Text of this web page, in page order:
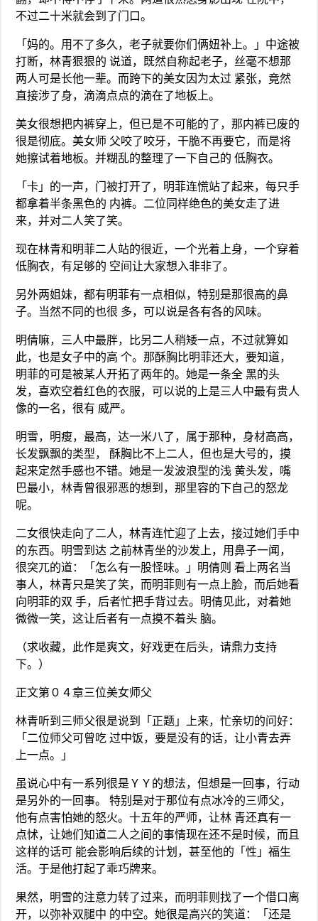
不过二十米就会到了门口。
「妈的。用不了多久，老子就要你们俩妞补上。」中途被
打断，林青狠狠的 说道，既然自称起老子，丝毫不想那
两人可是长他一辈。而跨下的美女因为太过 紧张，竟然
直接涉了身，滴滴点点的滴在了地板上。
美女很想把内裤穿上，但已是不可能的了，那内裤已废的
很是彻底。美女师 父咬了咬牙，干脆不再要它，而是将
她擦试着地板。并糊乱的整理了一下自己的 低胸衣。
「卡」的一声，门被打开了，明菲连慌站了起来，每只手
都拿着半条黑色的 内裤。二位同样绝色的美女走了进
来，并对二人笑了笑。
现在林青和明菲二人站的很近，一个光着上身，一个穿着
低胸衣，有足够的 空间让大家想入非非了。
另外两姐妹，都有明菲有一点相似，特别是那很高的鼻
子。当然不同的也很 多，可以说是各有各的风味。
明倩嘛，三人中最胖，比另二人稍矮一点，不过就算如
此，也是女子中的高 个。那酥胸比明菲还大，要知道，
明菲的可是被某人开拓了两年的。她是一条全 黑的头
发，喜欢空着红色的衣服，可以说的上是三人中最有贵人
像的一名，很有 威严。
明雪，明瘦，最高，达一米八了，属于那种，身材高高，
长发飘飘的类型， 酥胸比不上二人，但也是大号的，摸
起来定然手感也不错。她是一发波浪型的浅 黄头发，嘴
巴最小，林青曾很邪恶的想到，那里容的下自己的怒龙
呢。
二女很快走向了二人，林青连忙迎了上去，接过她们手中
的东西。明雪到达 之前林青坐的沙发上，用鼻子一闻，
很突兀的道：「怎么有一股怪味。」明倩则 看上两名当
事人，林青只是笑了笑，而明菲则有一点上脸，而后她看
向明菲的双 手，后者忙把手背过去。明倩见此，对着她
微微一笑，这让后者有一点摸不着头 脑。
（求收藏，此作是爽文，好戏更在后头，请鼎力支持
下。）
正文第０４章三位美女师父
林青听到三师父很是说到「正题」上来，忙亲切的问好：
「二位师父可曾吃 过中饭，要是没有的话，让小青去弄
上一点。」
虽说心中有一系列很是ＹＹ的想法，但想是一回事，行动
是另外的一回事。 特别是对于那位有点冰冷的三师父，
他有点害怕她的怒火。十五年的严师，让林 青还真有一
点怵，让她们知道二人之间的事情现在还不是时候，而且
这样的话可 能会影响后续的计划，甚至他的「性」福生
活。于是他打起了乖巧牌来。
果然，明雪的注意力转了过来，而明菲则找了一个借口离
开，以弥补双腿中 的中空。她很是高兴的笑道：「还是